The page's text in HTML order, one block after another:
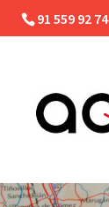
91 559 92 74